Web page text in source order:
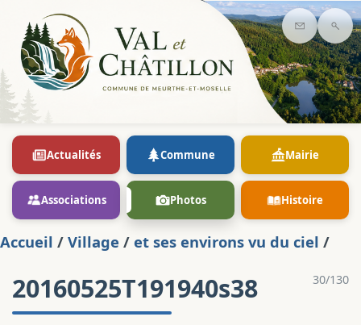
Contact
Actualités Commune Mairie
Associations Photos Histoire
Accueil / Village / et ses environs vu du ciel /
30/130
20160525T191940s38